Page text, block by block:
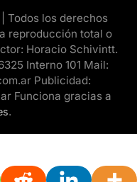
Todos los derechos
reproducción total o
Horacio Schivintt.
Interno 101 Mail:
Publicidad:
Funciona gracias a
.